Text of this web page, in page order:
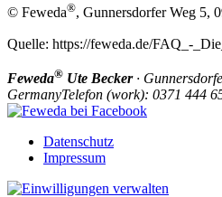
© Feweda®, Gunnersdorfer Weg 5,
Quelle: https://feweda.de/FAQ_-
Feweda® Ute Becker·
GermanyTelefon (work): 0371 444
Datenschutz
Impressum